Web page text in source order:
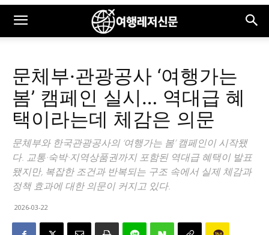
문체부·관광공사 ‘여행가는
봄’ 캠페인 실시… 역대급 혜
택이라는데 체감은 의문
문체부와 한국관광공사의 ‘여행가는 봄’ 캠페인이 시작됐
다. 교통·숙박·지역상품권까지 포함된 역대급 혜택이 발표
됐지만, 복잡한 조건과 반복되는 구조 속에서 실제 체감과
정책 효과에 대한 의문이 커지고 있다.
2026-03-22